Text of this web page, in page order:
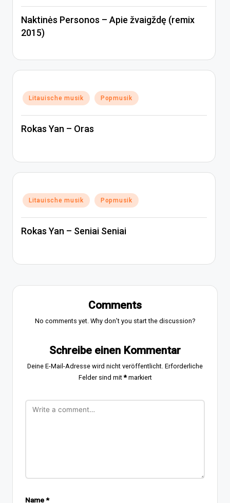
Naktinės Personos – Apie žvaigždę (remix
2015)
Posted
in
Litauische musik Popmusik
Rokas Yan – Oras
Posted
in
Litauische musik Popmusik
Rokas Yan – Seniai Seniai
Comments
No comments yet. Why don’t you start the discussion?
Schreibe einen Kommentar
Deine E-Mail-Adresse wird nicht veröffentlicht. Erforderliche
Felder sind mit*markiert
Name*